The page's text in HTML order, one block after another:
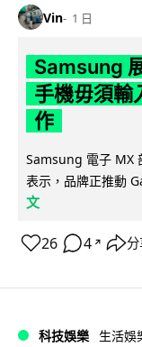
Vin 1 日
Samsung
手機毋須輸
作
Samsung 電子 MX
表示，品牌正推動
文
26 4 ↗
科技娛樂 生活娛